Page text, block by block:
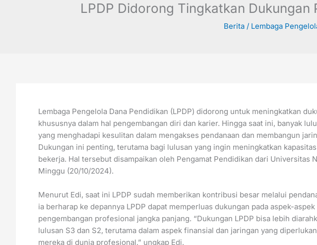
LPDP Didorong Tingkatkan
Berita / Lembaga
Lembaga Pengelola Dana Pendidikan (LPDP) didorong untuk meningkatkan
khususnya dalam hal pengembangan diri dan karier. Hingga saat ini, banyak
yang menghadapi kesulitan dalam mengakses pendanaan dan membangun
Dukungan ini penting, terutama bagi lulusan yang ingin meningkatkan
bekerja. Hal tersebut disampaikan oleh Pengamat Pendidikan dari Universitas
Minggu (20/10/2024).
Menurut Edi, saat ini LPDP sudah memberikan kontribusi besar melalui
ia berharap ke depannya LPDP dapat memperluas dukungan pada aspek-
pengembangan profesional jangka panjang. “Dukungan LPDP bisa lebih
lulusan S3 dan S2, terutama dalam aspek finansial dan jaringan yang
mereka di dunia profesional,” ungkap Edi.